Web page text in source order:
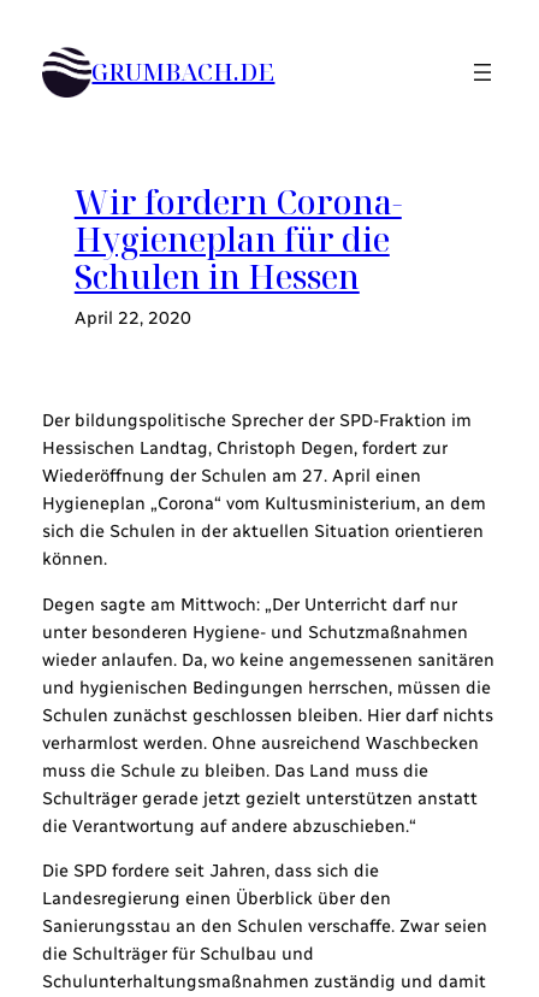
Inhalt
springen GRUMBACH.DE
Wir fordern Corona-
Hygieneplan für die
Schulen in Hessen
April 22, 2020
Der bildungspolitische Sprecher der SPD-Fraktion im
Hessischen Landtag, Christoph Degen, fordert zur
Wiederöffnung der Schulen am 27. April einen
Hygieneplan „Corona“ vom Kultusministerium, an dem
sich die Schulen in der aktuellen Situation orientieren
können.
Degen sagte am Mittwoch: „Der Unterricht darf nur
unter besonderen Hygiene- und Schutzmaßnahmen
wieder anlaufen. Da, wo keine angemessenen sanitären
und hygienischen Bedingungen herrschen, müssen die
Schulen zunächst geschlossen bleiben. Hier darf nichts
verharmlost werden. Ohne ausreichend Waschbecken
muss die Schule zu bleiben. Das Land muss die
Schulträger gerade jetzt gezielt unterstützen anstatt
die Verantwortung auf andere abzuschieben.“
Die SPD fordere seit Jahren, dass sich die
Landesregierung einen Überblick über den
Sanierungsstau an den Schulen verschaffe. Zwar seien
die Schulträger für Schulbau und
Schulunterhaltungsmaßnahmen zuständig und damit